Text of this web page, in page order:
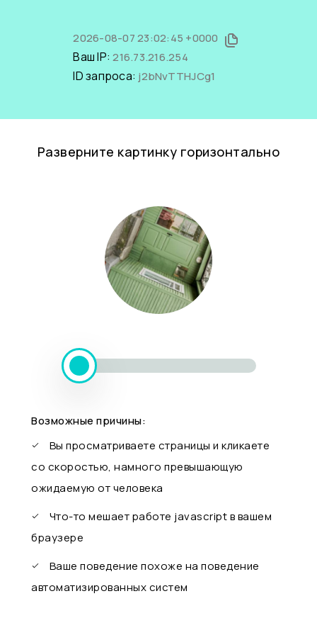
2026-08-07 23:02:45 +0000
Ваш IP:216.73.216.254
ID запроса: j2bNvTTHJCg1
Разверните картинку горизонтально
Возможные причины:
Вы просматриваете страницы и кликаете
со скоростью, намного превышающую
ожидаемую от человека
Что-то мешает работе javascript в вашем
браузере
Ваше поведение похоже на поведение
автоматизированных систем